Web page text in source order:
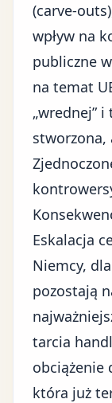
(carve-
wpływ na
publiczne
na temat
„wrednej” i
stworzona,
Eskalacja
Niemcy,
pozostają
tarcia
obciążenie
która już